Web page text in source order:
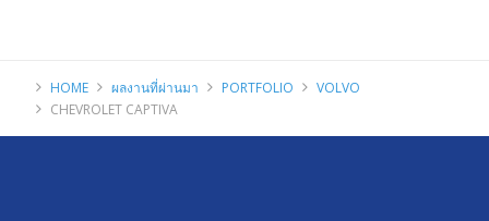
HOME ผลงานที่ผ่านมา PORTFOLIO
VOLVO
CHEVROLET CAPTIVA